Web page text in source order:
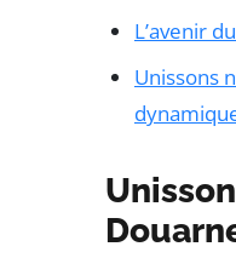
L’avenir
Unissons